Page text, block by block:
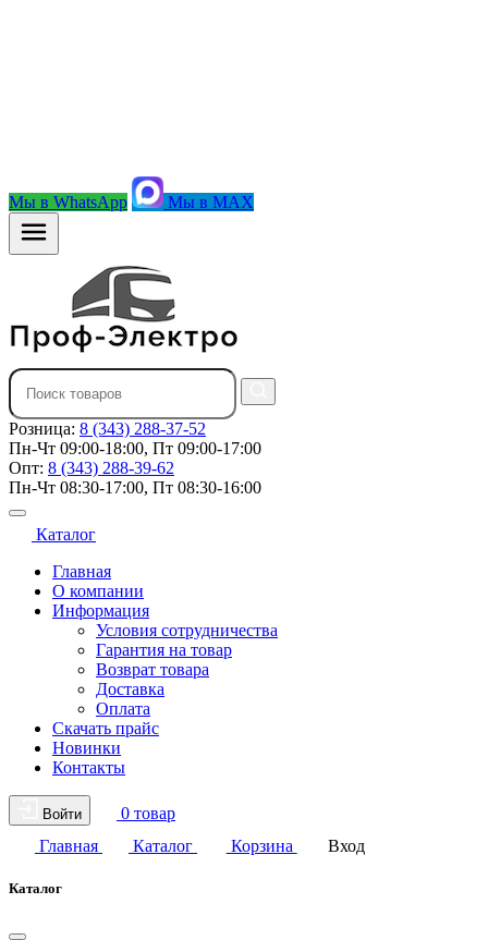
Мы в WhatsApp Мы в MAX
Розница: 8 (343) 288-37-52
Пн-Чт 09:00-18:00, Пт 09:00-17:00
Опт: 8 (343) 288-39-62
Пн-Чт 08:30-17:00, Пт 08:30-16:00
Каталог
Главная
О компании
Информация
Условия сотрудничества
Гарантия на товар
Возврат товара
Доставка
Оплата
Скачать прайс
Новинки
Контакты
Войти
0 товар
Главная
Каталог Корзина Вход
Каталог